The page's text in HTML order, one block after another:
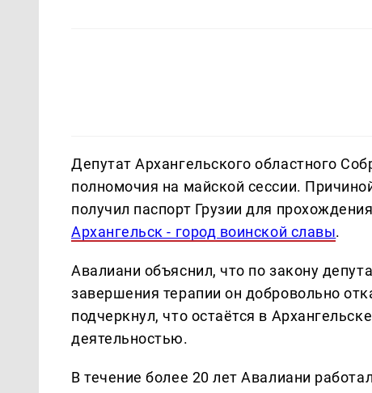
Депутат Архангельского областного
полномочия на майской сессии.
получил паспорт Грузии для
Архангельск - город воинской славы.
Авалиани объяснил, что по закону
завершения терапии он добровольно
подчеркнул, что остаётся в
деятельностью.
В течение более 20 лет Авалиани